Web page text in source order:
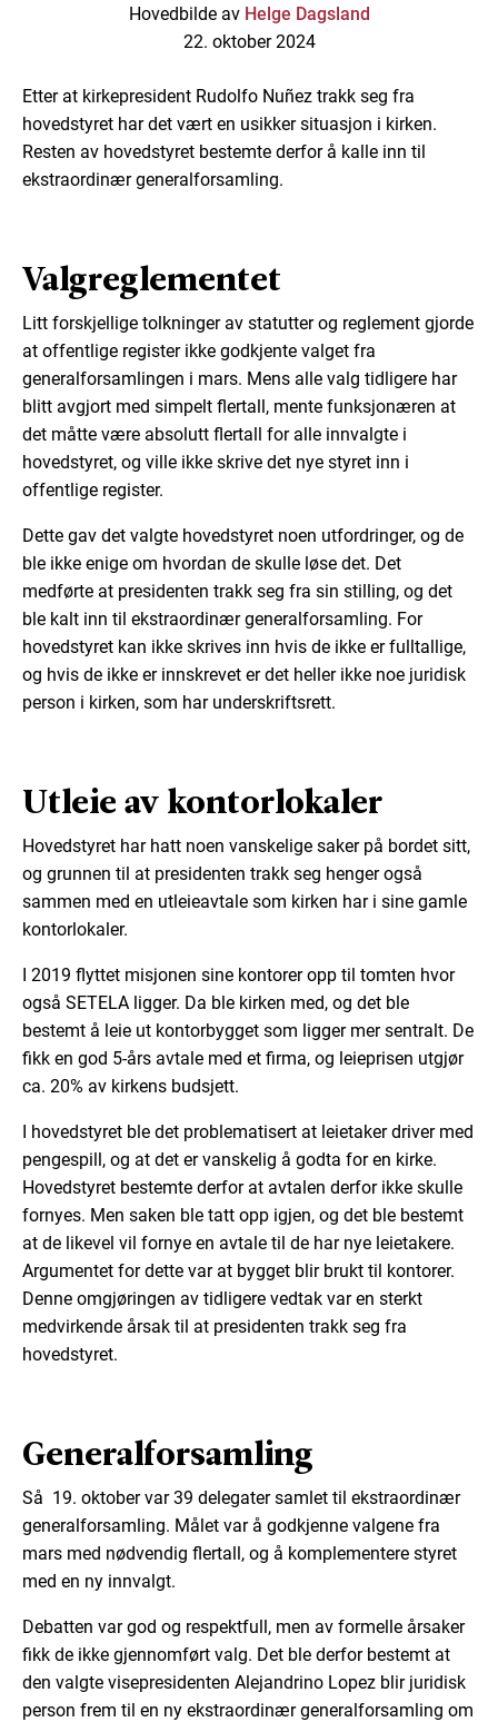
Hovedbilde av Helge Dagsland
22. oktober 2024
Etter at kirkepresident Rudolfo Nuñez trakk seg fra
hovedstyret har det vært en usikker situasjon i kirken.
Resten av hovedstyret bestemte derfor å kalle inn til
ekstraordinær generalforsamling.
Valgreglementet
Litt forskjellige tolkninger av statutter og reglement gjorde
at offentlige register ikke godkjente valget fra
generalforsamlingen i mars. Mens alle valg tidligere har
blitt avgjort med simpelt flertall, mente funksjonæren at
det måtte være absolutt flertall for alle innvalgte i
hovedstyret, og ville ikke skrive det nye styret inn i
offentlige register.
Dette gav det valgte hovedstyret noen utfordringer, og de
ble ikke enige om hvordan de skulle løse det. Det
medførte at presidenten trakk seg fra sin stilling, og det
ble kalt inn til ekstraordinær generalforsamling. For
hovedstyret kan ikke skrives inn hvis de ikke er fulltallige,
og hvis de ikke er innskrevet er det heller ikke noe juridisk
person i kirken, som har underskriftsrett.
Utleie av kontorlokaler
Hovedstyret har hatt noen vanskelige saker på bordet sitt,
og grunnen til at presidenten trakk seg henger også
sammen med en utleieavtale som kirken har i sine gamle
kontorlokaler.
I 2019 flyttet misjonen sine kontorer opp til tomten hvor
også SETELA ligger. Da ble kirken med, og det ble
bestemt å leie ut kontorbygget som ligger mer sentralt. De
fikk en god 5-års avtale med et firma, og leieprisen utgjør
ca. 20% av kirkens budsjett.
I hovedstyret ble det problematisert at leietaker driver med
pengespill, og at det er vanskelig å godta for en kirke.
Hovedstyret bestemte derfor at avtalen derfor ikke skulle
fornyes. Men saken ble tatt opp igjen, og det ble bestemt
at de likevel vil fornye en avtale til de har nye leietakere.
Argumentet for dette var at bygget blir brukt til kontorer.
Denne omgjøringen av tidligere vedtak var en sterkt
medvirkende årsak til at presidenten trakk seg fra
hovedstyret.
Generalforsamling
Så 19. oktober var 39 delegater samlet til ekstraordinær
generalforsamling. Målet var å godkjenne valgene fra
mars med nødvendig flertall, og å komplementere styret
med en ny innvalgt.
Debatten var god og respektfull, men av formelle årsaker
fikk de ikke gjennomført valg. Det ble derfor bestemt at
den valgte visepresidenten Alejandrino Lopez blir juridisk
person frem til en ny ekstraordinær generalforsamling om